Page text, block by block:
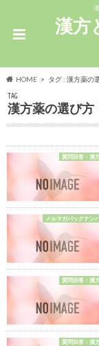
漢方
HOME タグ : 漢方薬の
TAG
漢方薬の選び方
質問回答：漢
メルマガバックナン
質問回答：漢
質問回答：漢